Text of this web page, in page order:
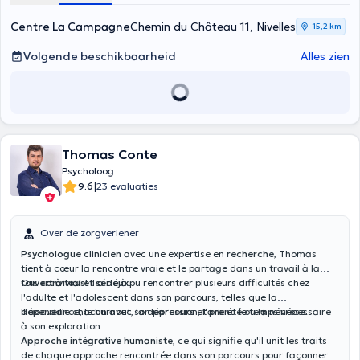
Centre La CampagneChemin du Château 11, Nivelles 15,2 km
Volgende beschikbaarheid Alles zien
Thomas Conte
Psycholoog
9.6|23 evaluaties
Over de zorgverlener
Psychologue clinicien avec une expertise en recherche, Thomas
tient à cœur la rencontre vraie et le partage dans un travail à la
foisconvivial et sérieux.
Ouvert à tous!Il a déjà pu rencontrer plusieurs difficultés chez
l'adulte et l'adolescent dans son parcours, telles que la
dépendance, le burnout, la dépression, l'anxiété ou la névrose.
Il accueille chacun avec son parcours et prend le temps nécessaire
à son exploration.
Approche intégrative humaniste, ce qui signifie qu'il unit les traits
de chaque approche rencontrée dans son parcours pour façonner